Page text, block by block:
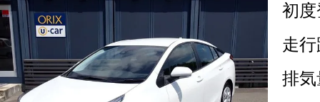
初
走
排気